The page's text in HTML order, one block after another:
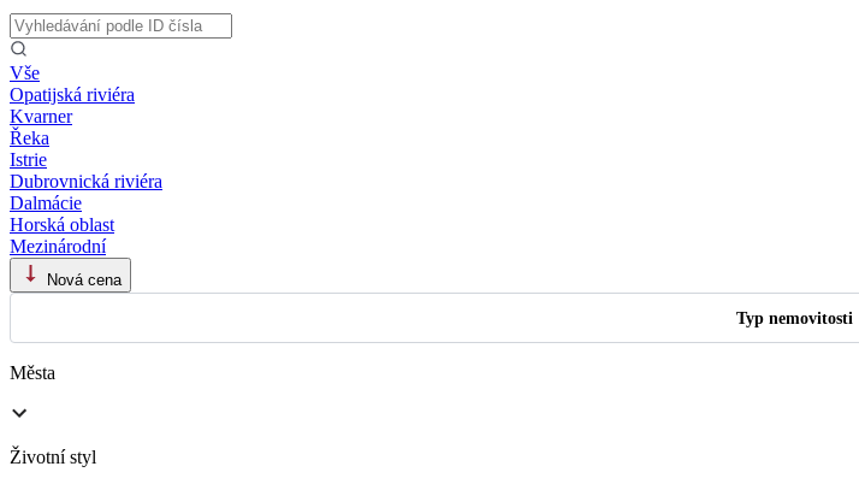
Vše
Opatijská riviéra
Kvarner
Řeka
Istrie
Dubrovnická riviéra
Dalmácie
Horská oblast
Mezinárodní
Nová cena
Typ nemovitosti
Města
Životní styl